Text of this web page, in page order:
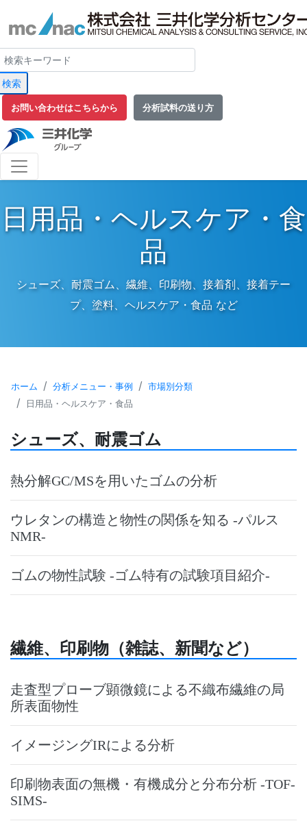
検索
お問い合わせはこちらから 分析試料の送り方
日用品・ヘルスケア・食
品
シューズ、耐震ゴム、繊維、印刷物、接着剤、接着テー
プ、塗料、ヘルスケア・食品 など
ホーム 分析メニュー・事例 市場別分類
日用品・ヘルスケア・食品
シューズ、耐震ゴム
熱分解GC/MSを用いたゴムの分析
ウレタンの構造と物性の関係を知る -パルス
NMR-
ゴムの物性試験 -ゴム特有の試験項目紹介-
繊維、印刷物（雑誌、新聞など）
走査型プローブ顕微鏡による不織布繊維の局
所表面物性
イメージングIRによる分析
印刷物表面の無機・有機成分と分布分析 -TOF-
SIMS-